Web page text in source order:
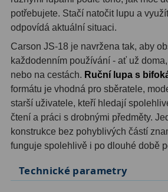
Red Dot hledáčky6
Sluneční hledáčky3
Úchyty a držáky hledáčků
Příslušenství
Redukce 1,25" a 2"17
Svítilny5
Čištění28
potřebujete. Stačí natočit lupu a
odpovídá aktuální situaci.
Carson JS-18 je navržena tak, aby
každodenním používání - ať už
nebo na cestách. Ruční lupa s
formátu je vhodná pro sběratele,
starší uživatele, kteří hledají
čtení a práci s drobnými předměty.
konstrukce bez pohyblivých částí
funguje spolehlivě i po dlouhé době
Technické parametry